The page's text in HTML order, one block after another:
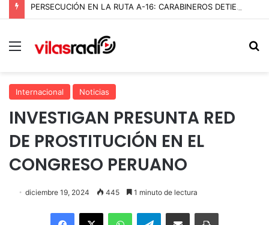
PERSECUCIÓN EN LA RUTA A-16: CARABINEROS DETIENE A CUATRO DELINCUENTES Y RECUPERA AUTO ROBADO EN BAJO MOLLE
Menú
Internacional Noticias
INVESTIGAN PRESUNTA RED
DE PROSTITUCIÓN EN EL
CONGRESO PERUANO
diciembre 19, 2024 445 1 minuto de lectura
Facebook
X WhatsAppTelegramEnviar vía email Imprimir